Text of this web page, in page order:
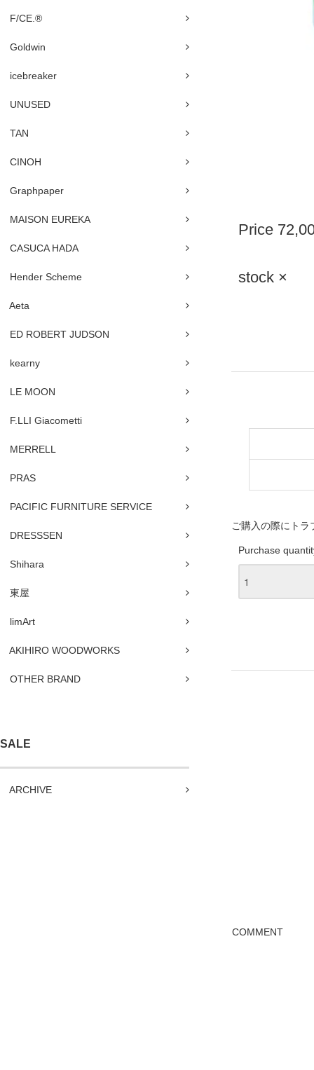
F/CE.®
Goldwin
icebreaker
UNUSED
TAN
CINOH
Graphpaper
MAISON EUREKA
CASUCA HADA
Hender Scheme
Aeta
ED ROBERT JUDSON
kearny
LE MOON
F.LLI Giacometti
MERRELL
PRAS
PACIFIC FURNITURE SERVICE
DRESSSEN
Shihara
東屋
limArt
AKIHIRO WOODWORKS
OTHER BRAND
SALE
ARCHIVE
Price
stock ×
ご購入の際にト
Purchase
COMMENT